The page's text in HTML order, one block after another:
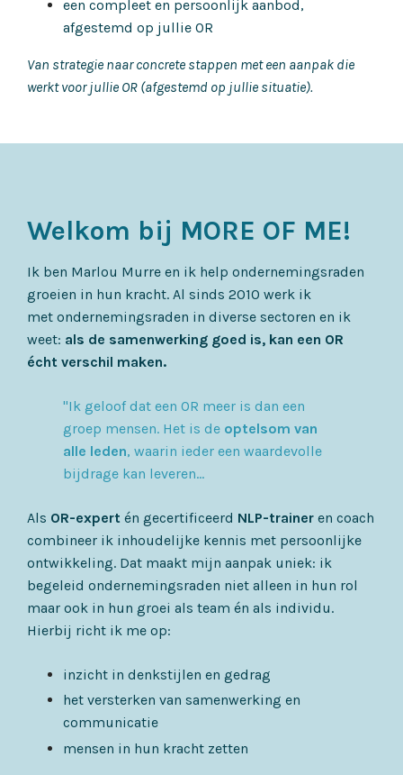
een compleet en persoonlijk aanbod,
afgestemd op jullie OR
Van strategie naar concrete stappen met een aanpak die
werkt voor jullie OR (afgestemd op jullie situatie).
Welkom bij MORE OF ME!
Ik ben Marlou Murre en ik help ondernemingsraden
groeien in hun kracht. Al sinds 2010 werk ik
met ondernemingsraden in diverse sectoren en ik
weet: als de samenwerking goed is, kan een OR
écht verschil maken.
"Ik geloof dat een OR meer is dan een
groep mensen. Het is de optelsom van
alle leden, waarin ieder een waardevolle
bijdrage kan leveren...
Als OR-expert én gecertificeerd NLP-trainer en coach
combineer ik inhoudelijke kennis met persoonlijke
ontwikkeling. Dat maakt mijn aanpak uniek: ik
begeleid ondernemingsraden niet alleen in hun rol
maar ook in hun groei als team én als individu.
Hierbij richt ik me op:
inzicht in denkstijlen en gedrag
het versterken van samenwerking en
communicatie
mensen in hun kracht zetten